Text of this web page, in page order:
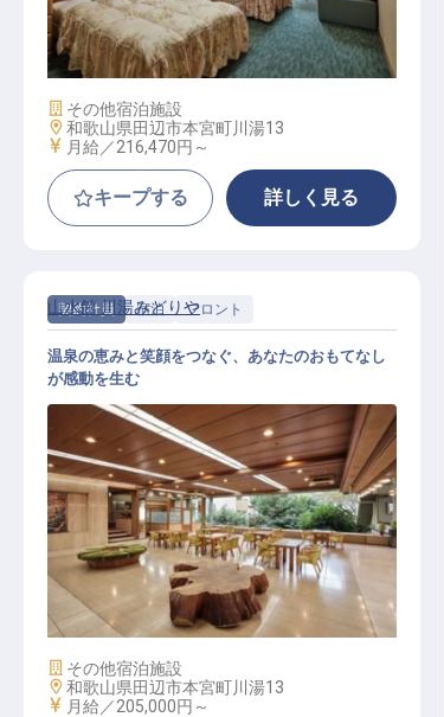
総合職
施設業態
その他宿泊施設
勤務地
和歌山県田辺市本宮町川湯13
給与
月給／216,470円～
キープする 詳しく見る
契約社員 宿泊 フロント
接遇スタッフ（フロント）
山水館 川湯みどりや
温泉の恵みと笑顔をつなぐ、あなたのおもてなし
が感動を生む
施設業態
その他宿泊施設
勤務地
和歌山県田辺市本宮町川湯13
給与
月給／205,000円～